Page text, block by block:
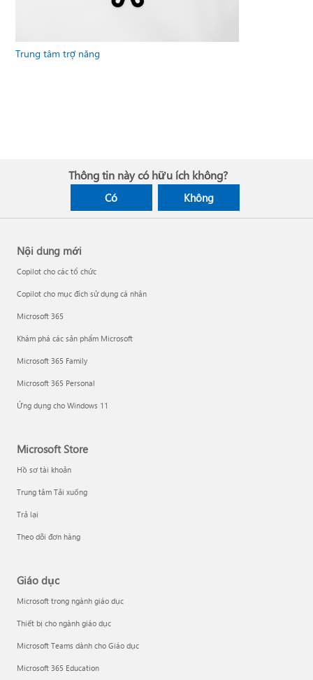
Trung tâm trợ năng
Thông tin này có hữu ích không?
Có Không
Nội dung mới
Copilot cho các tổ chức
Copilot cho mục đích sử dụng cá nhân
Microsoft 365
Khám phá các sản phẩm Microsoft
Microsoft 365 Family
Microsoft 365 Personal
Ứng dụng cho Windows 11
Microsoft Store
Hồ sơ tài khoản
Trung tâm Tải xuống
Trả lại
Theo dõi đơn hàng
Giáo dục
Microsoft trong ngành giáo dục
Thiết bị cho ngành giáo dục
Microsoft Teams dành cho Giáo dục
Microsoft 365 Education